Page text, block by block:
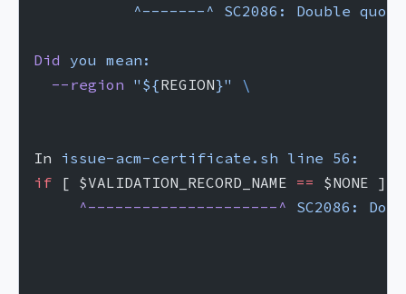
           ^-------^
SC2086: Double quote
Did you mean:
  --region
"${REGION}" \
In issue-acm-certificate.sh line 56:
if [ $VALIDATION_RECORD_NAME == $NONE ]
     ^---------------------^
SC2086: